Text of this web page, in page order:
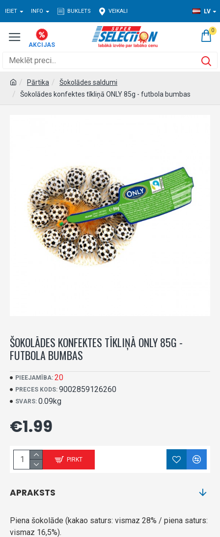
IEIET INFO BUKLETS VEIKALI LV
0
Pārtika
Šokolādes saldumi
Šokolādes konfektes tīkliņā ONLY 85g - futbola bumbas
ŠOKOLĀDES KONFEKTES TĪKLIŅĀ ONLY 85G -
FUTBOLA BUMBAS
PIEEJAMĪBA: 20
PRECES KODS: 9002859126260
SVARS: 0.09kg
€1.99
PIRKT
APRAKSTS
Piena šokolāde (kakao saturs: vismaz 28% / piena saturs:
vismaz 16,5%).